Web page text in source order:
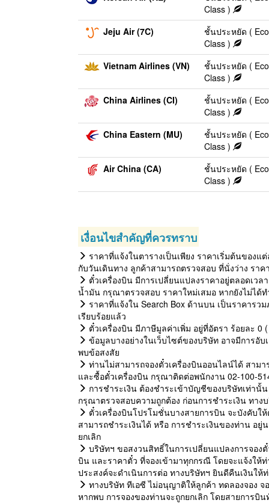
Class )
Jeju Air (7C)
ชั้นประหยัด (
Class )
Vietnam Airlines (VN)
ชั้นประหยัด (
Class )
China Airlines (CI)
ชั้นประหยัด (
Class )
China Eastern (MU)
ชั้นประหยัด (
Class )
Air China (CA)
ชั้นประหยัด (
Class )
เงื่อนไขสำคัญที่ควรทราบ
ราคาที่แจ้งในตารางเป็นเพียง ราคาเริ่มต้นของ
กับวันเดินทาง ลูกค้าสามารถตรวจสอบ ที่นั่งว่าง รา
ตั๋วเครื่องบิน มีการเปลี่ยนแปลงราคาอยู่ตลอดเว
น้ำมัน กรุณาตรวจสอบ ราคาใหม่เสมอ หากยังไม่ได้
ราคาที่แจ้งใน Search Box ด้านบน เป็นราคาร
เรียบร้อยแล้ว
ตั๋วเครื่องบิน มีภาษีมูลค่าเพิ่ม อยู่ที่อัตรา ร้อยละ 0
ข้อมูลบางอย่างในเว็บไซต์ของบริษัท อาจมีการอั
พบข้อสงสัย
ท่านไม่สามารถจองตั๋วเครื่องบินออนไลน์ได้ สาม
และซื้อตั๋วเครื่องบิน กรุณาติดต่อพนักงาน 02-100-
การชำระเงิน ต้องชำระเข้าบัญชีของบริษัทเท่า
กรุณาตรวจสอบความถูกต้อง ก่อนการชำระเงิน ทา
ตั๋วเครื่องบินโปรโมชั่นบางสายการบิน จะบังคับใ
สามารถชำระเงินได้ หรือ การชำระเงินของท่าน อ
ยกเลิก
บริษัทฯ ขอสงวนสิทธิ์ในการเปลี่ยนแปลงการจอง
บิน และราคาตั๋ว ที่จองเข้ามาทุกกรณี โดยจะแจ้งให้
ประสงค์จะดำเนินการต่อ ทางบริษัทฯ ยินดีคืนเงินให้
ทางบริษัท ทีเอซี ไม่อนุญาติให้ลูกค้า ทดลองจอง
หากพบ การจองของท่านจะถูกยกเลิก โดยสายการ